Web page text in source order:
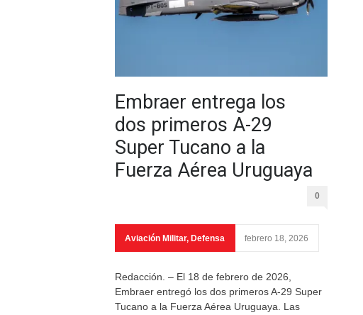
Embraer entrega los
dos primeros A-29
Super Tucano a la
Fuerza Aérea Uruguaya
0
Aviación Militar, Defensa febrero 18, 2026
Redacción. – El 18 de febrero de 2026,
Embraer entregó los dos primeros A-29 Super
Tucano a la Fuerza Aérea Uruguaya. Las